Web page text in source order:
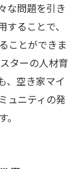
な問題を引き
ることで、
ことができま
ターの人材育
、空き家マイ
ュニティの発